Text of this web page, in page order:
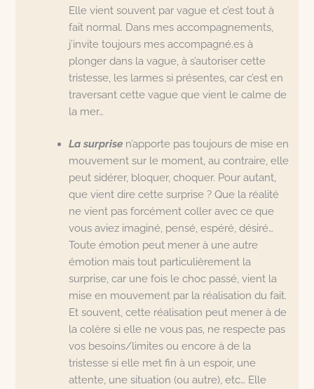
Elle vient souvent par vague et c’est tout à
fait normal. Dans mes accompagnements,
j’invite toujours mes accompagné.es à
plonger dans la vague, à s’autoriser cette
tristesse, les larmes si présentes, car c’est en
traversant cette vague que vient le calme de
la mer…
La surprise n’apporte pas toujours de mise en
mouvement sur le moment, au contraire, elle
peut sidérer, bloquer, choquer. Pour autant,
que vient dire cette surprise ? Que la réalité
ne vient pas forcément coller avec ce que
vous aviez imaginé, pensé, espéré, désiré…
Toute émotion peut mener à une autre
émotion mais tout particulièrement la
surprise, car une fois le choc passé, vient la
mise en mouvement par la réalisation du fait.
Et souvent, cette réalisation peut mener à de
la colère si elle ne vous pas, ne respecte pas
vos besoins/limites ou encore à de la
tristesse si elle met fin à un espoir, une
attente, une situation (ou autre), etc… Elle